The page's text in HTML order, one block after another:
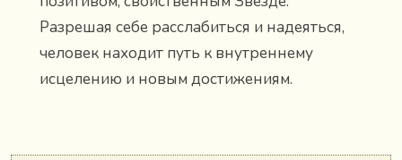
Разрешая себе расслабиться и надеяться,
человек находит путь к внутреннему
исцелению и новым достижениям.